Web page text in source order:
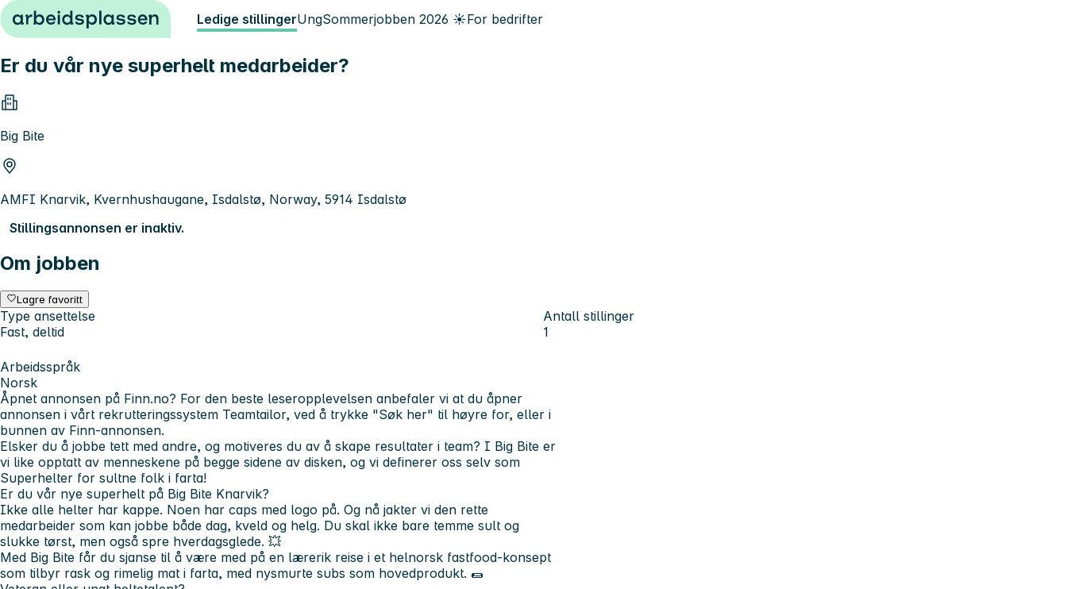
Hopp til innhold Ledige stillingerUngSommerjobben 2026 ☀️For bedrifter
Er du vår nye superhelt medarbeider?
Big Bite
AMFI Knarvik, Kvernhushaugane, Isdalstø, Norway, 5914 Isdalstø
Stillingsannonsen er inaktiv.
Om jobben
Lagre favoritt
Type ansettelse
Fast, deltid
Antall stillinger
1
Arbeidsspråk
Norsk
Åpnet annonsen på Finn.no? For den beste leseropplevelsen anbefaler vi at du åpner
annonsen i vårt rekrutteringssystem Teamtailor, ved å trykke "Søk her" til høyre for, eller i
bunnen av Finn-annonsen.
Elsker du å jobbe tett med andre, og motiveres du av å skape resultater i team? I Big Bite er
vi like opptatt av menneskene på begge sidene av disken, og vi definerer oss selv som
Superhelter for sultne folk i farta!
Er du vår nye superhelt på Big Bite Knarvik?
Ikke alle helter har kappe. Noen har caps med logo på. Og nå jakter vi den rette
medarbeider som kan jobbe både dag, kveld og helg. Du skal ikke bare temme sult og
slukke tørst, men også spre hverdagsglede. 💥
Med Big Bite får du sjanse til å være med på en lærerik reise i et helnorsk fastfood-konsept
som tilbyr rask og rimelig mat i farta, med nysmurte subs som hovedprodukt. 🌯